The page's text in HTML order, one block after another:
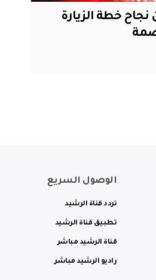
خطة الزيارة
الوصول السريع
تردد قناة الرشيد
تطبيق قناة الرشيد
قناة الرشيد مباشر
راديو الرشيد مباشر